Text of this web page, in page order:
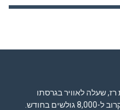
שעלה לאוויר בגרסתו
הראשונה בשנת 2009 וכיום מבקרים בו קרוב ל-8,000 גולשים בחודש.